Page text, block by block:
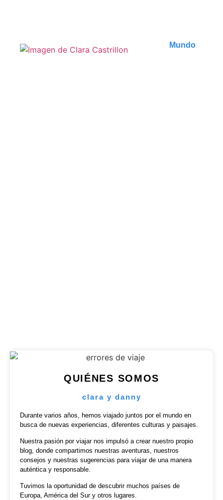
Mundo
QUIÉNES SOMOS
clara y danny
Durante varios años, hemos viajado juntos por el mundo en
busca de nuevas experiencias, diferentes culturas y paisajes.
Nuestra pasión por viajar nos impulsó a crear nuestro propio
blog, donde compartimos nuestras aventuras, nuestros
consejos y nuestras sugerencias para viajar de una manera
auténtica y responsable.
Tuvimos la oportunidad de descubrir muchos países de
Europa, América del Sur y otros lugares.